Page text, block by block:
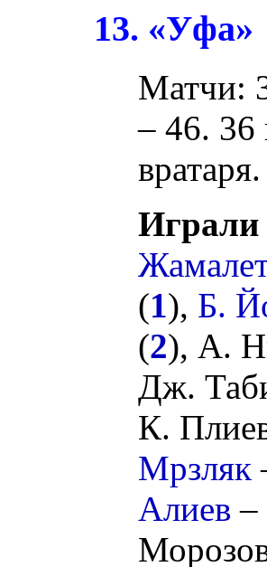
13. «Уфа»
Матчи:
– 46. 36
вратаря.
Играли
(1), Б.
(2), А.
Дж.
К.
Мрзляк
Алиев –